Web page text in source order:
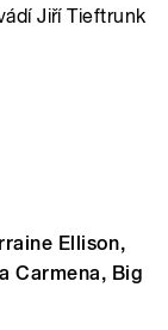
Jiří Tieftrunk
Ellison,
Carmena, Big